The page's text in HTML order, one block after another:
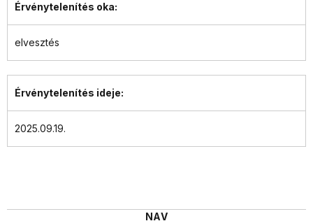
Érvénytelenítés oka:
elvesztés
Érvénytelenítés ideje:
2025.09.19.
NAV